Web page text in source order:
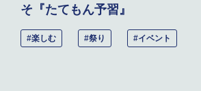
そ『たてもん予習』
#楽しむ #祭り #イベント